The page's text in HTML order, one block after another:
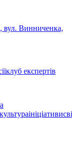
вул. Винниченка,
клуб експертів
культураініціативи